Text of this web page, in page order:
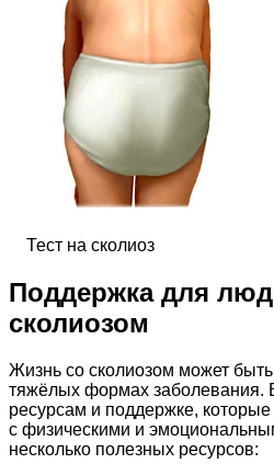
Тест на сколиоз
Поддержка для
сколиозом
Жизнь со сколиозом может
тяжёлых формах заболевания.
ресурсам и поддержке,
с физическими и
несколько полезных ресурсов: